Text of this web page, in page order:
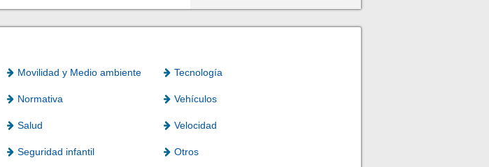
Movilidad y Medio ambiente Tecnología
Normativa Vehículos
Salud Velocidad
Seguridad infantil Otros